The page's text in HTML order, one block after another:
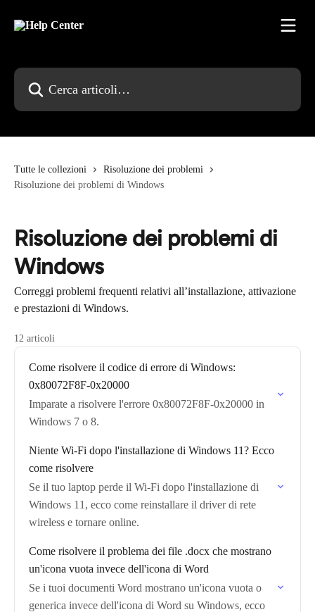
Cerca articoli…
Tutte le collezioni
Risoluzione dei problemi
Risoluzione dei problemi di Windows
Risoluzione dei problemi di
Windows
Correggi problemi frequenti relativi all’installazione, attivazione
e prestazioni di Windows.
12 articoli
Come risolvere il codice di errore di Windows:
0x80072F8F-0x20000
Imparate a risolvere l'errore 0x80072F8F-0x20000 in
Windows 7 o 8.
Niente Wi-Fi dopo l'installazione di Windows 11? Ecco
come risolvere
Se il tuo laptop perde il Wi-Fi dopo l'installazione di
Windows 11, ecco come reinstallare il driver di rete
wireless e tornare online.
Come risolvere il problema dei file .docx che mostrano
un'icona vuota invece dell'icona di Word
Se i tuoi documenti Word mostrano un'icona vuota o
generica invece dell'icona di Word su Windows, ecco